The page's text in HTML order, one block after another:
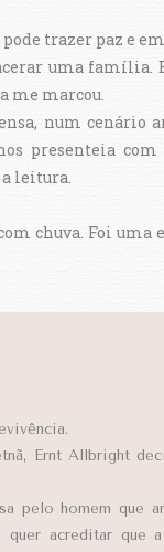
trazer paz e
uma família.
me marcou.
num cenário
presenteia
leitura.
chuva. Foi
Ernt Allbright
pelo homem que
quer acreditar que